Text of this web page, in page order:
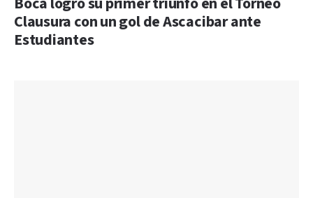
Clausura con un gol de Ascacibar ante
Estudiantes